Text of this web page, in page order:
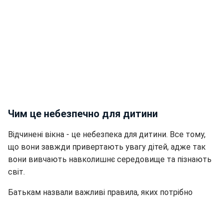
Чим це небезпечно для дитини
Відчинені вікна - це небезпека для дитини. Все тому,
що вони завжди привертають увагу дітей, адже так
вони вивчають навколишнє середовище та пізнають
світ.
Батькам назвали важливі правила, яких потрібно